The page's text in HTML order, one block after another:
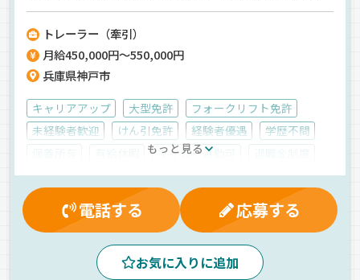
トレーラー（牽引）
月給450,000円～550,000円
兵庫県神戸市
キャリアアップ 大型免許
フォークリフト免許
未経験者歓迎
けん引免許 経験者優遇
学歴不問
マイカー通勤可
業務手当
賞与 昇給 労災保険
健康保険
厚生年金
交通費支給 家族手当
制服・作業着貸与
雇用保険
大型連休 早朝 夜 真夜中
パレット輸送
長距離
バックアイモニター装備
拠点多数 中距離
もっと見る
電話する 応募する
お気に入りに追加